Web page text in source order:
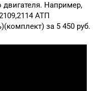
Например,
АТП
за 5 450 руб.